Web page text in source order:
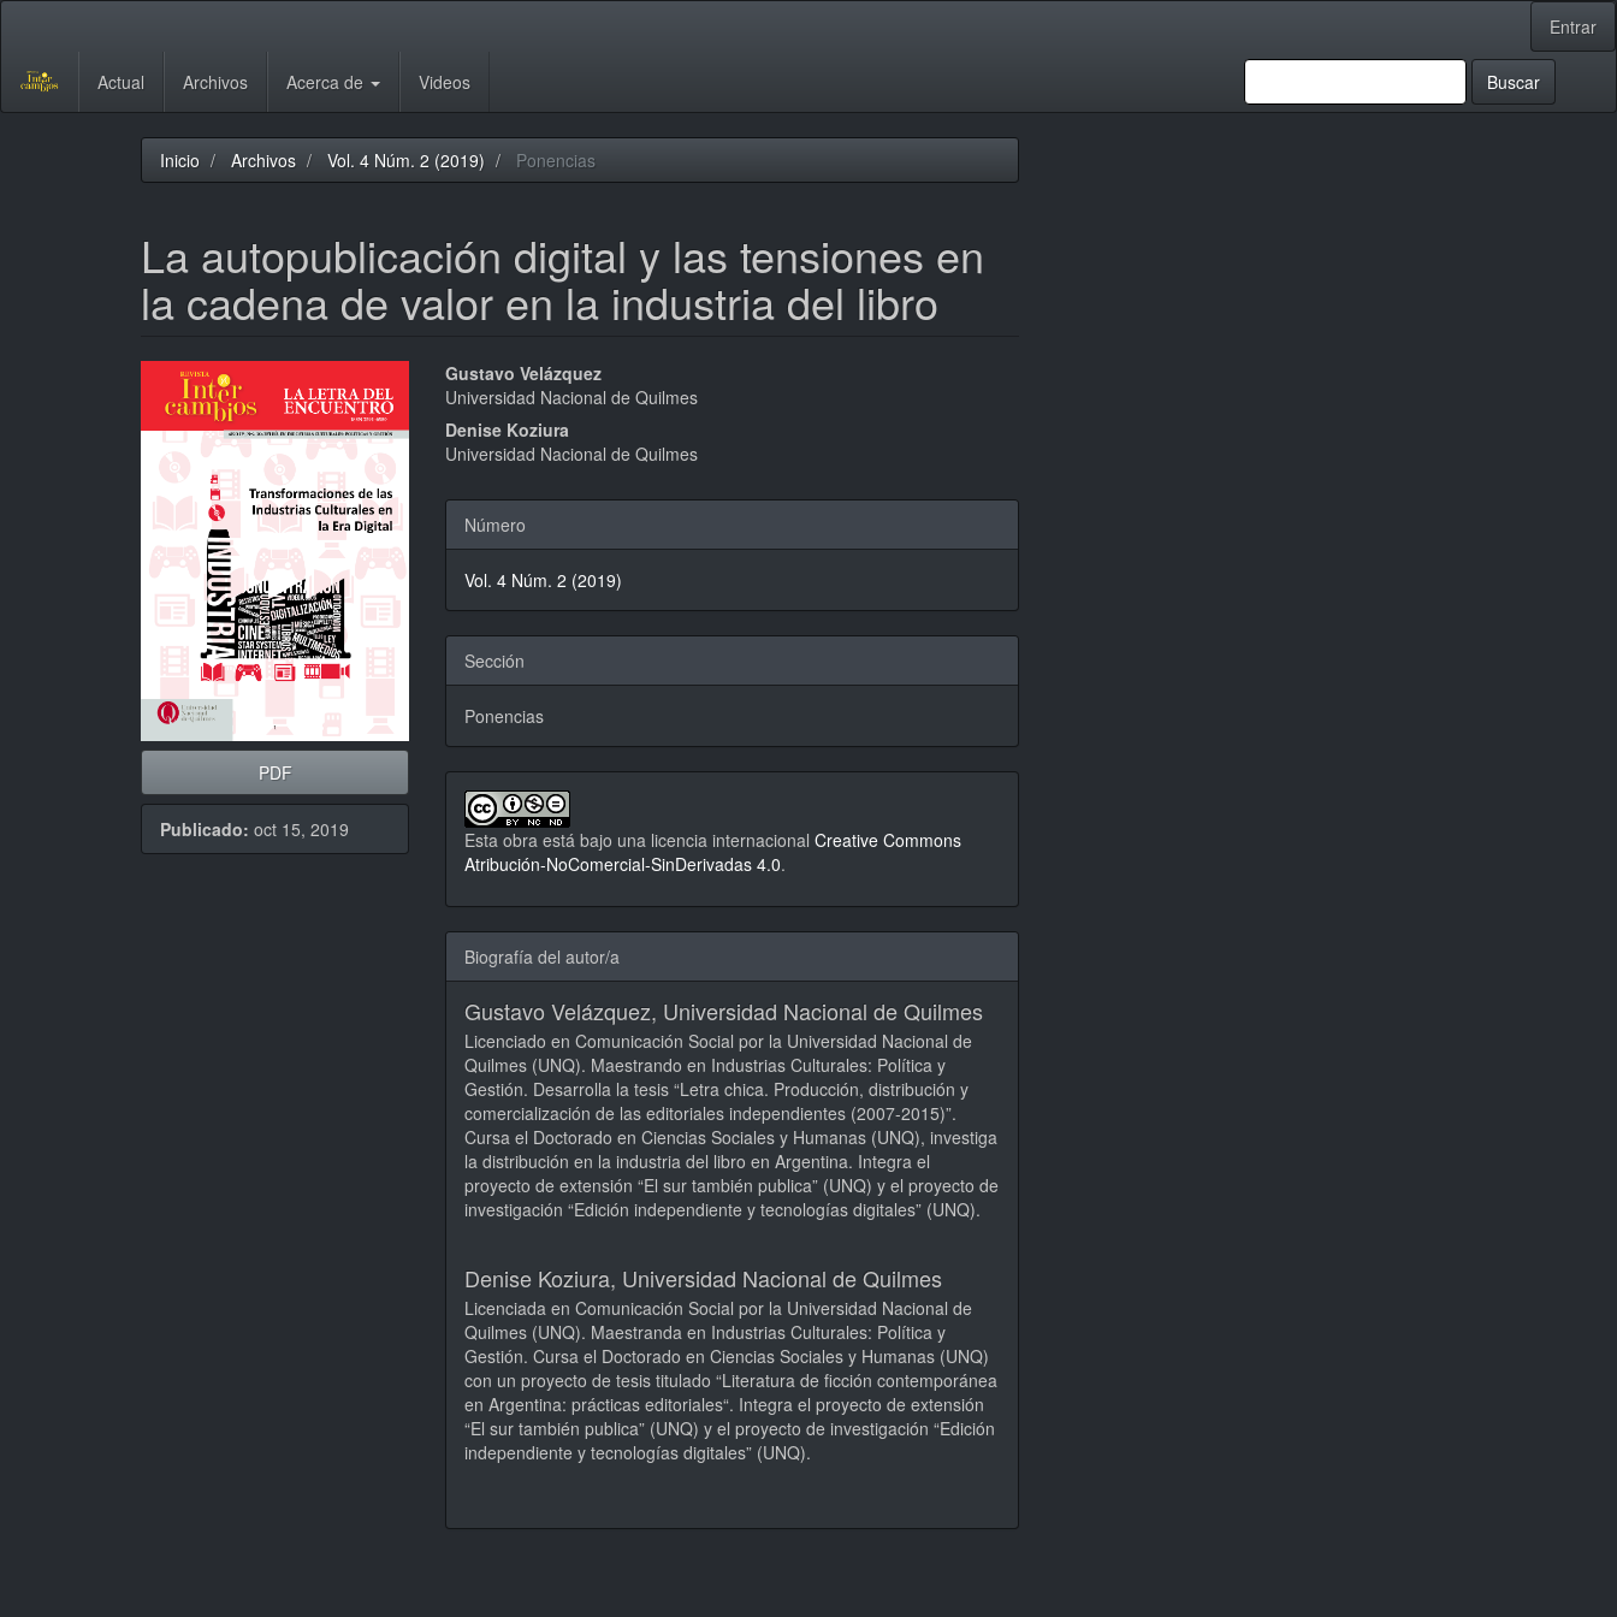
principal
Barra
Entrar
Actual Archivos Acerca de Videos Buscar
Inicio Archivos Vol. 4 Núm. 2 (2019) Ponencias
La autopublicación digital y las tensiones en
la cadena de valor en la industria del libro
Barra
lateral
del
artículo
PDF
Publicado: oct 15, 2019
Contenido
principal
del
artículo
Gustavo Velázquez
Universidad Nacional de Quilmes
Denise Koziura
Universidad Nacional de Quilmes
Detalles
del
artículo
Número
Vol. 4 Núm. 2 (2019)
Sección
Ponencias
Esta obra está bajo una licencia internacionalCreative Commons
Atribución-NoComercial-SinDerivadas 4.0.
Biografía del autor/a
Gustavo Velázquez, Universidad Nacional de Quilmes
Licenciado en Comunicación Social por la Universidad Nacional de
Quilmes (UNQ). Maestrando en Industrias Culturales: Política y
Gestión. Desarrolla la tesis “Letra chica. Producción, distribución y
comercialización de las editoriales independientes (2007-2015)”.
Cursa el Doctorado en Ciencias Sociales y Humanas (UNQ), investiga
la distribución en la industria del libro en Argentina. Integra el
proyecto de extensión “El sur también publica” (UNQ) y el proyecto de
investigación “Edición independiente y tecnologías digitales” (UNQ).
Denise Koziura, Universidad Nacional de Quilmes
Licenciada en Comunicación Social por la Universidad Nacional de
Quilmes (UNQ). Maestranda en Industrias Culturales: Política y
Gestión. Cursa el Doctorado en Ciencias Sociales y Humanas (UNQ)
con un proyecto de tesis titulado “Literatura de ficción contemporánea
en Argentina: prácticas editoriales“. Integra el proyecto de extensión
“El sur también publica” (UNQ) y el proyecto de investigación “Edición
independiente y tecnologías digitales” (UNQ).